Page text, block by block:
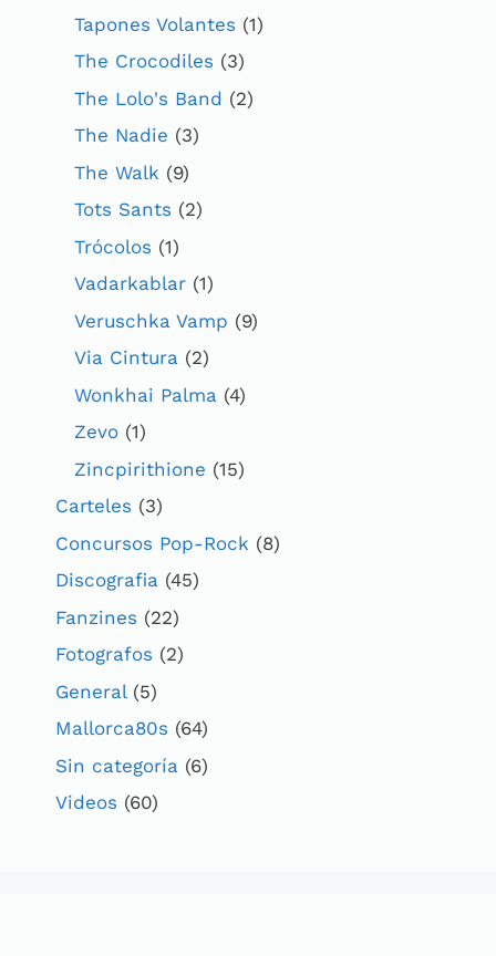
Tapones Volantes (1)
The Crocodiles (3)
The Lolo's Band (2)
The Nadie (3)
The Walk (9)
Tots Sants (2)
Trócolos (1)
Vadarkablar (1)
Veruschka Vamp (9)
Via Cintura (2)
Wonkhai Palma (4)
Zevo (1)
Zincpirithione (15)
Carteles (3)
Concursos Pop-Rock (8)
Discografia (45)
Fanzines (22)
Fotografos (2)
General(5)
Mallorca80s (64)
Sin categoría (6)
Videos (60)